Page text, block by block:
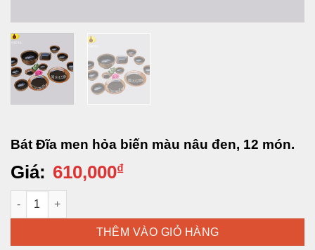
Bát Đĩa men hỏa biến màu nâu đen, 12 món.
Giá: 610,000₫
Bát Đĩa men hỏa biến màu nâu đen, 12 món. số lượng
THÊM VÀO GIỎ HÀNG